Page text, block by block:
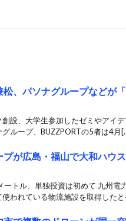
松、パソナグループなどが
創設、大学生参加したゼミやアイ
グループ、BUZZPORTの5者は4月
プが広島・福山で大和ハウ
ートル、単独投資は初めて 九州
われている物流施設を取得した